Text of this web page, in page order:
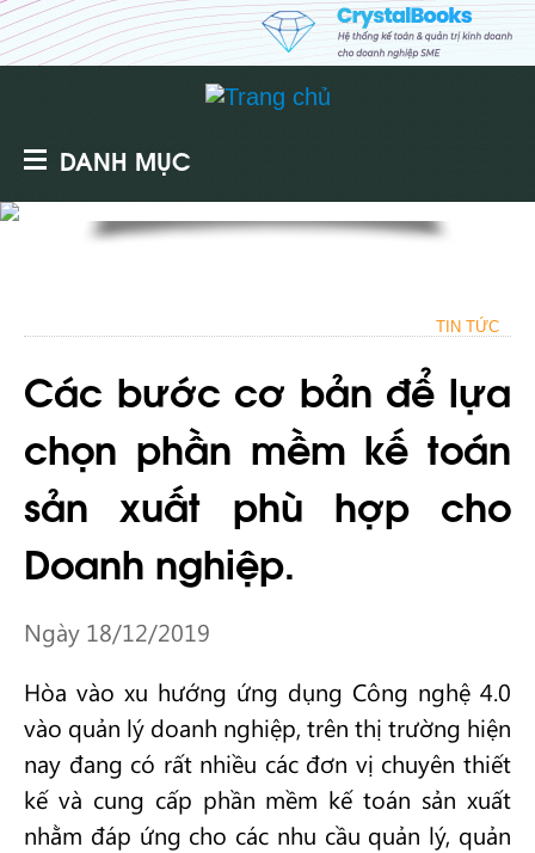
DANH MỤC
TIN TỨC
Các bước cơ bản để lựa
chọn phần mềm kế toán
sản xuất phù hợp cho
Doanh nghiệp.
Ngày 18/12/2019
Hòa vào xu hướng ứng dụng Công nghệ 4.0
vào quản lý doanh nghiệp, trên thị trường hiện
nay đang có rất nhiều các đơn vị chuyên thiết
kế và cung cấp phần mềm kế toán sản xuất
nhằm đáp ứng cho các nhu cầu quản lý, quản